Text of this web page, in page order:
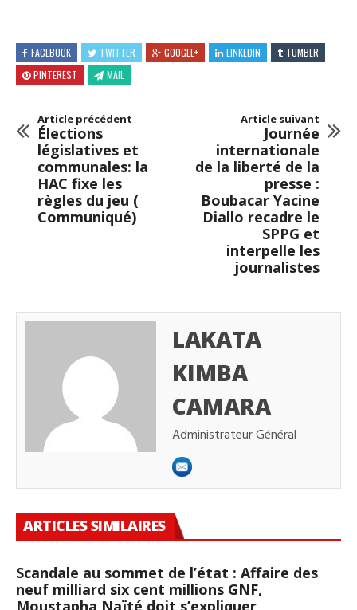
FACEBOOK TWITTER GOOGLE+ LINKEDIN
TUMBLR
PINTEREST
MAIL
Article précédent
Élections
législatives et
communales: la
HAC fixe les
règles du jeu (
Communiqué)
Article suivant
Journée
internationale
de la liberté de la
presse :
Boubacar Yacine
Diallo recadre le
SPPG et
interpelle les
journalistes
LAKATA
KIMBA
CAMARA
Administrateur Général
ARTICLES SIMILAIRES
Scandale au sommet de l’état : Affaire des
neuf milliard six cent millions GNF,
Moustapha Naïté doit s’expliquer